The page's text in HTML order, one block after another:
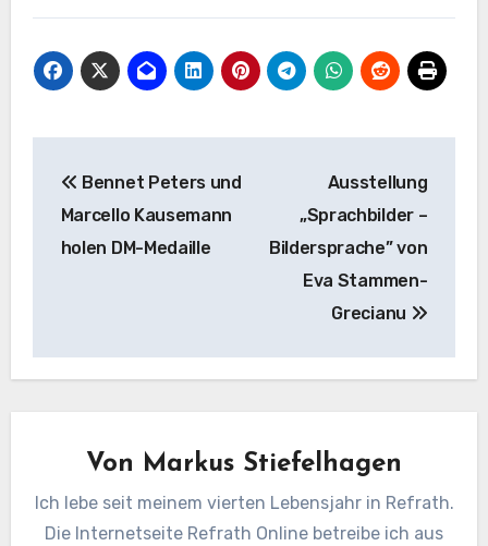
Bennet Peters und
Marcello Kausemann
holen DM-Medaille
Ausstellung
„Sprachbilder –
Bildersprache” von
Eva Stammen-
Grecianu
Von Markus Stiefelhagen
Ich lebe seit meinem vierten Lebensjahr in Refrath.
Die Internetseite Refrath Online betreibe ich aus